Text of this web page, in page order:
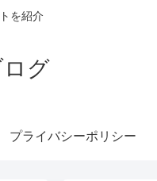
を紹介
グ
プライバシーポリシー